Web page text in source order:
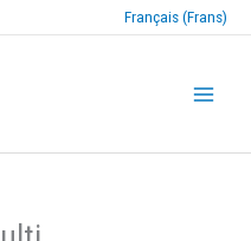
Français (Frans)